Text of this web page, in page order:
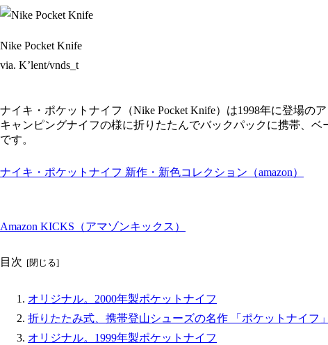
Nike Pocket Knife
via. K’lent/vnds_t
ナイキ・ポケットナイフ（Nike Pocket Knife）は1998年に登場の
キャンピングナイフの様に折りたたんでバックパックに携帯、
です。
ナイキ・ポケットナイフ 新作・新色コレクション（amazon）
Amazon KICKS（アマゾンキックス）
目次
オリジナル。2000年製ポケットナイフ
折りたたみ式、携帯登山シューズの名作 「ポケットナイフ」
オリジナル。1999年製ポケットナイフ